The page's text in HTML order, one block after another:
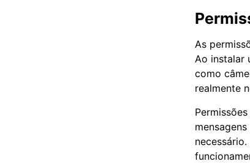
As
Ao instalar
como
realmente